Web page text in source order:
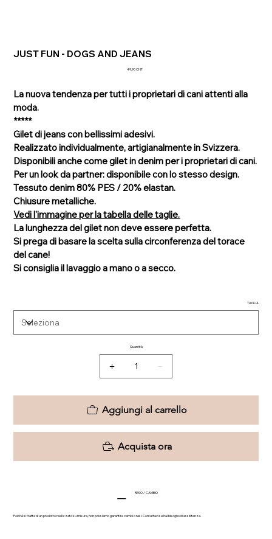
JUST FUN - DOGS AND JEANS
Prezzo
49,90 CHF
La nuova tendenza per tutti i proprietari di cani attenti alla
moda.
*****
Gilet di jeans con bellissimi adesivi.
Realizzato individualmente, artigianalmente in Svizzera.
Disponibili anche come gilet in denim per i proprietari di cani.
Per un look da partner: disponibile con lo stesso design.
Tessuto denim 80% PES / 20% elastan.
Chiusure metalliche.
Vedi l'immagine per la tabella delle taglie.
La lunghezza del gilet non deve essere perfetta.
Si prega di basare la scelta sulla circonferenza del torace
del cane!
Si consiglia il lavaggio a mano o a secco.
TAGLIA
Quantità
Aggiungi al carrello
Acquista ora
RESO / CAMBIO
Poiché si tratta di un prodotto realizzato su misura, non possiamo garantire cambi o resi. Contattaci se hai bisogno di assistenza.